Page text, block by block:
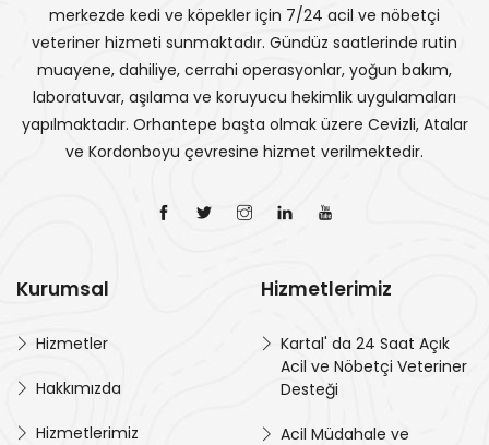
merkezde kedi ve köpekler için 7/24 acil ve nöbetçi
veteriner hizmeti sunmaktadır. Gündüz saatlerinde rutin
muayene, dahiliye, cerrahi operasyonlar, yoğun bakım,
laboratuvar, aşılama ve koruyucu hekimlik uygulamaları
yapılmaktadır. Orhantepe başta olmak üzere Cevizli, Atalar
ve Kordonboyu çevresine hizmet verilmektedir.
Kurumsal
Hizmetler
Hakkımızda
Hizmetlerimiz
Hizmetlerimiz
Kartal' da 24 Saat Açık
Acil ve Nöbetçi Veteriner
Desteği
Acil Müdahale ve